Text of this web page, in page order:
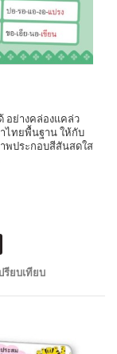
อย่างคล่องแคล่ว
ไทยพื้นฐาน ให้กับ
พประกอบสีสันสดใส
รียบเทียบ